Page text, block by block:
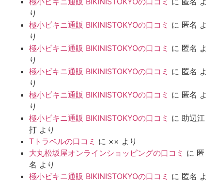
り
極小ビキニ通販 BIKINISTOKYOの口コミ に 匿名 よ
り
極小ビキニ通販 BIKINISTOKYOの口コミ に 匿名 よ
り
極小ビキニ通販 BIKINISTOKYOの口コミ に 匿名 よ
り
極小ビキニ通販 BIKINISTOKYOの口コミ に 匿名 よ
り
極小ビキニ通販 BIKINISTOKYOの口コミ に 助辺江
打 より
Tトラベルの口コミ に ×× より
大丸松坂屋オンラインショッピングの口コミ に 匿
名 より
極小ビキニ通販 BIKINISTOKYOの口コミ に 匿名 よ